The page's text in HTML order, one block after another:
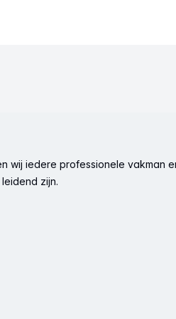
wij iedere professionele vakman
zijn.